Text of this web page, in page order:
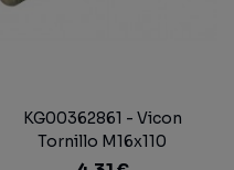
KG00362861 - Vicon
Tornillo M16x110